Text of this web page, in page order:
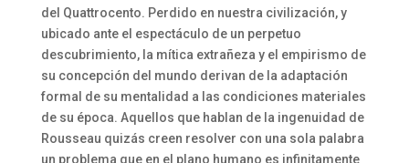
del Quattrocento. Perdido en nuestra civilización, y
ubicado ante el espectáculo de un perpetuo
descubrimiento, la mítica extrañeza y el empirismo de
su concepción del mundo derivan de la adaptación
formal de su mentalidad a las condiciones materiales
de su época. Aquellos que hablan de la ingenuidad de
Rousseau quizás creen resolver con una sola palabra
un problema que en el plano humano es infinitamente